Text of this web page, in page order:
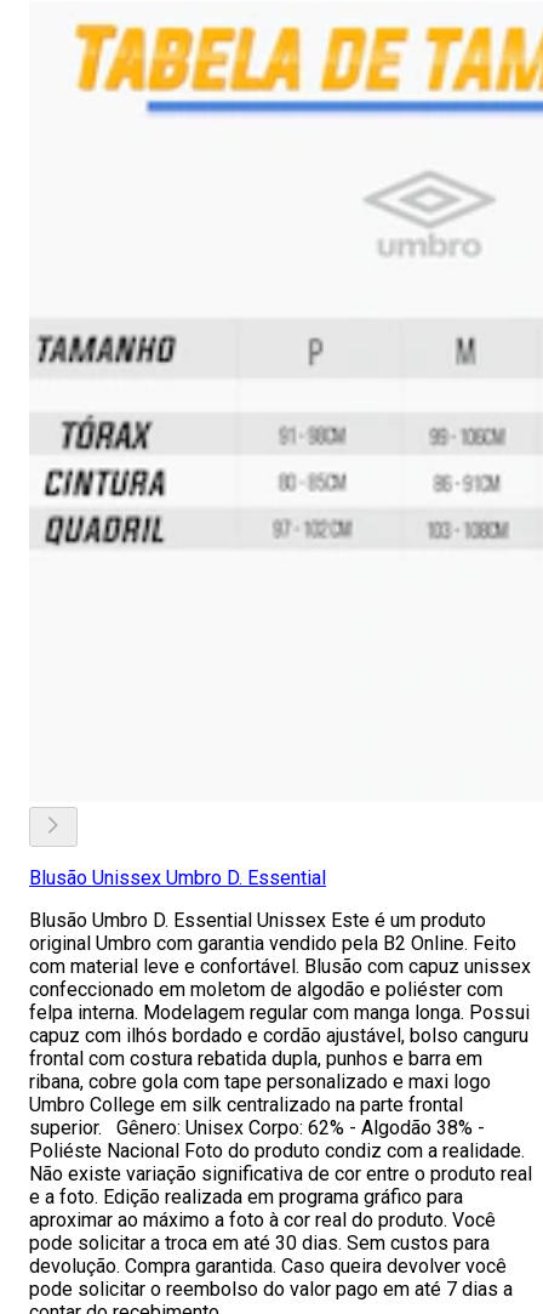
Blusão Unissex Umbro D. Essential
Blusão Umbro D. Essential Unissex Este é um produto
original Umbro com garantia vendido pela B2 Online. Feito
com material leve e confortável. Blusão com capuz unissex
confeccionado em moletom de algodão e poliéster com
felpa interna. Modelagem regular com manga longa. Possui
capuz com ilhós bordado e cordão ajustável, bolso canguru
frontal com costura rebatida dupla, punhos e barra em
ribana, cobre gola com tape personalizado e maxi logo
Umbro College em silk centralizado na parte frontal
superior. Gênero: Unisex Corpo: 62% - Algodão 38% -
Poliéste Nacional Foto do produto condiz com a realidade.
Não existe variação significativa de cor entre o produto real
e a foto. Edição realizada em programa gráfico para
aproximar ao máximo a foto à cor real do produto. Você
pode solicitar a troca em até 30 dias. Sem custos para
devolução. Compra garantida. Caso queira devolver você
pode solicitar o reembolso do valor pago em até 7 dias a